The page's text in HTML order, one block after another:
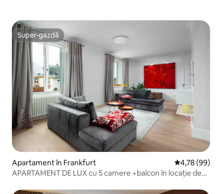
Super-gazdă
Super-gazdă
Apartament în Frankfurt Scor mediu
4,78 (99)
APARTAMENT DE LUX cu 5 camere +balcon în locație de